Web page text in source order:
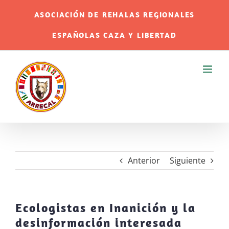
ASOCIACIÓN DE REHALAS REGIONALES
ESPAÑOLAS CAZA Y LIBERTAD
Anterior Siguiente
Ecologistas en Inanición y la
desinformación interesada